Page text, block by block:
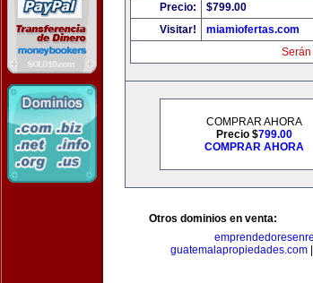
Precio:
$799.00
Visitar!
miamiofertas.com
COMPRAR AHORA
Precio $799.00
COMPRAR AHORA
Otros dominios en venta:
guatemalapropiedades.com|